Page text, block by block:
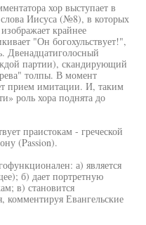
хор выступает в
Иисуса (№8), в которых
крайнее
"Он богохульствует!",
Двенадцатиголосный
партии), скандирующий
толпы. В момент
прием имитации. И, таким
роль хора поднята до
праистокам - греческой
(Passion).
а) является
б) дает портретную
в) становится
комментируя Евангельские